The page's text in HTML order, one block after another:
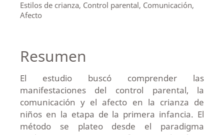
Estilos de crianza, Control parental, Comunicación,
Afecto
Resumen
El estudio buscó comprender las
manifestaciones del control parental, la
comunicación y el afecto en la crianza de
niños en la etapa de la primera infancia. El
método se plateo desde el paradigma